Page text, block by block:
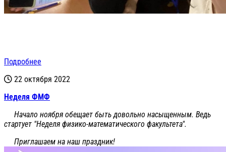
Подробнее
22 октября 2022
Неделя ФМФ
Начало ноября обещает быть довольно насыщенным. Ведь
стартует "Неделя физико-математического факультета".
Приглашаем на наш праздник!